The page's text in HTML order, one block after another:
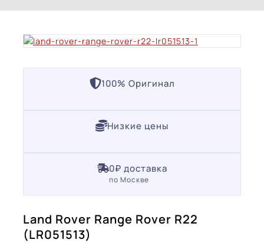
100% Оригинал
Низкие цены
0₽ доставка
по Москве
Land Rover Range Rover R22
(LR051513)